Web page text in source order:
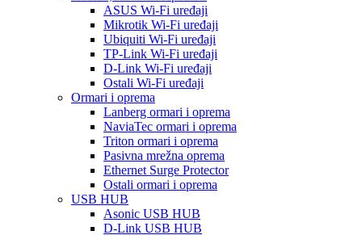
ASUS Wi-Fi uređaji
Mikrotik Wi-Fi uređaji
Ubiquiti Wi-Fi uređaji
TP-Link Wi-Fi uređaji
D-Link Wi-Fi uređaji
Ostali Wi-Fi uređaji
Ormari i oprema
Lanberg ormari i oprema
NaviaTec ormari i oprema
Triton ormari i oprema
Pasivna mrežna oprema
Ethernet Surge Protector
Ostali ormari i oprema
USB HUB
Asonic USB HUB
D-Link USB HUB